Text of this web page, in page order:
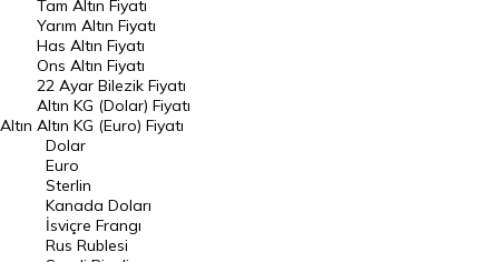
DÖVİZ
Döviz Kuru
Dolar Kuru
Euro Kuru
Pound Kuru
Frank Kuru
Riyal Kuru
Altın
Tam Altın Fiyatı
Yarım Altın Fiyatı
Has Altın Fiyatı
Ons Altın Fiyatı
22 Ayar Bilezik Fiyatı
Altın KG (Dolar) Fiyatı
Altın KG (Euro) Fiyatı
Dolar
Euro
Sterlin
Kanada Doları
İsviçre Frangı
Rus Rublesi